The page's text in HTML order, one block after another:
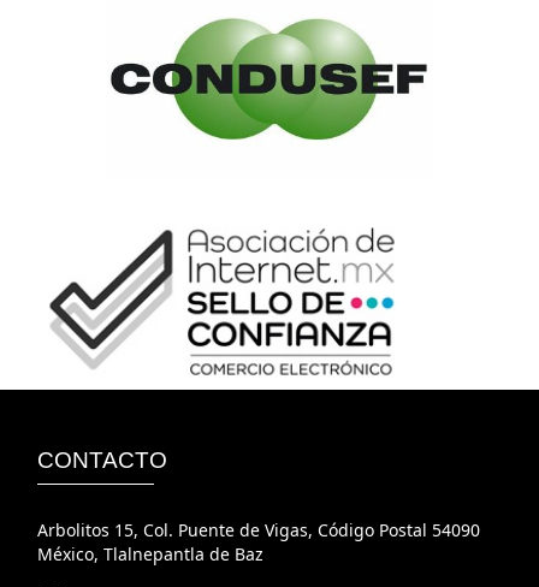
CONTACTO
Arbolitos 15, Col. Puente de Vigas, Código Postal 54090
México, Tlalnepantla de Baz